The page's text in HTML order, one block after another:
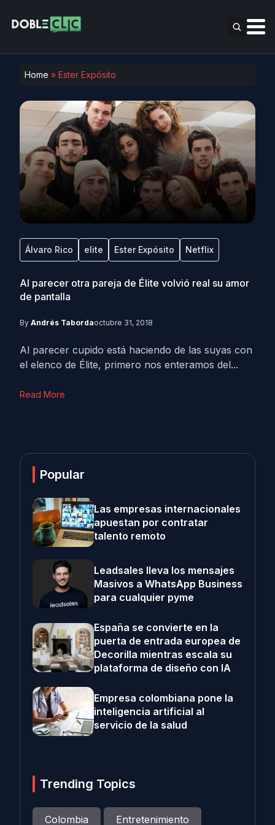
Home » Ester Expósito
Álvaro Rico elite Ester Expósito Netflix
Al parecer otra pareja de Élite volvió real su amor
de pantalla
By Andrés Tabordaoctubre 31, 2018
Al parecer cupido está haciendo de las suyas con
el elenco de Élite, primero nos enteramos del...
Read More
Popular
Las empresas internacionales
apuestan por contratar
talento remoto
Leadsales lleva los mensajes
Masivos a WhatsApp Business
para cualquier pyme
España se convierte en la
puerta de entrada europea de
Decorilla mientras escala su
plataforma de diseño con IA
Empresa colombiana pone la
inteligencia artificial al
servicio de la salud
Trending Topics
Colombia Entretenimiento